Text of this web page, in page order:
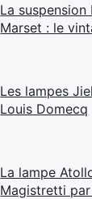
La suspension
Marset : le
Les lampes
Louis Domecq
La lampe
Magistretti